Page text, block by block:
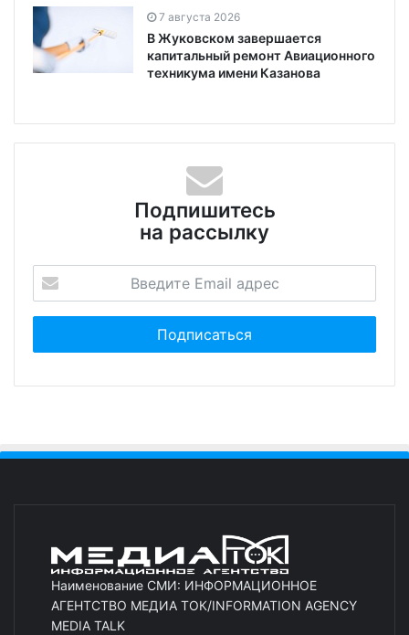
7 августа 2026
В Жуковском завершается
капитальный ремонт Авиационного
техникума имени Казанова
Подпишитесь
на рассылку
Наименование СМИ: ИНФОРМАЦИОННОЕ
АГЕНТСТВО МЕДИА ТОК/INFORMATION AGENCY
MEDIA TALK